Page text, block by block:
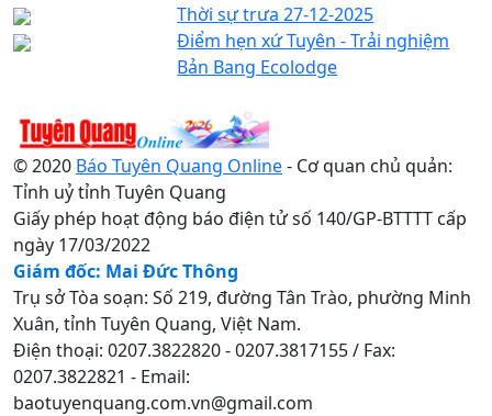
Thời sự trưa 27-12-2025
Điểm hẹn xứ Tuyên - Trải nghiệm
Bản Bang Ecolodge
© 2020 Báo Tuyên Quang Online- Cơ quan chủ quản:
Tỉnh uỷ tỉnh Tuyên Quang
Giấy phép hoạt động báo điện tử số 140/GP-BTTTT cấp
ngày 17/03/2022
Giám đốc: Mai Đức Thông
Trụ sở Tòa soạn: Số 219, đường Tân Trào, phường Minh
Xuân, tỉnh Tuyên Quang, Việt Nam.
Điện thoại: 0207.3822820 - 0207.3817155 / Fax:
0207.3822821 - Email:
baotuyenquang.com.vn@gmail.com